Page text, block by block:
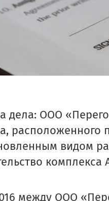
дела: ООО
расположенного
видом
комплекса
между ООО